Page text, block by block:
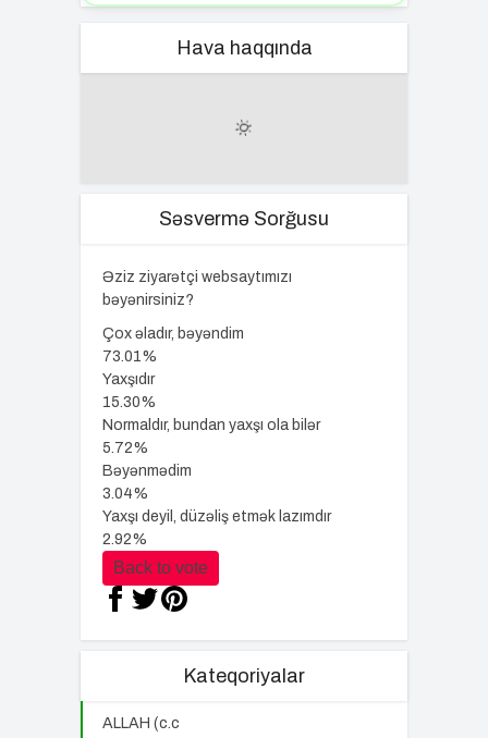
Hava haqqında
Səsvermə Sorğusu
Əziz ziyarətçi websaytımızı
bəyənirsiniz?
Çox əladır, bəyəndim
73.01%
Yaxşıdır
15.30%
Normaldır, bundan yaxşı ola bilər
5.72%
Bəyənmədim
3.04%
Yaxşı deyil, düzəliş etmək lazımdır
2.92%
Back to vote
Kateqoriyalar
ALLAH (c.c